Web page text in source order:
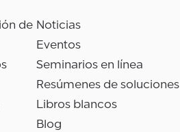
de Noticias
Eventos
Seminarios en línea
Resúmenes de soluciones
Libros blancos
Blog